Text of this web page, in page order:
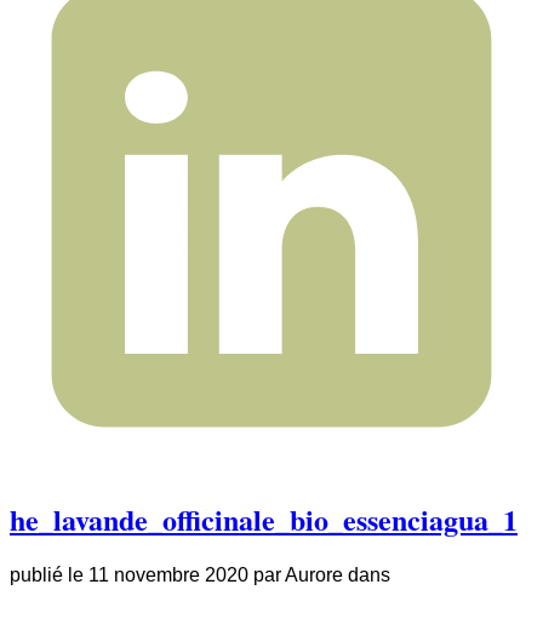
he_lavande_officinale_bio_essenciagua_1
publié le 11 novembre 2020 parAurore dans